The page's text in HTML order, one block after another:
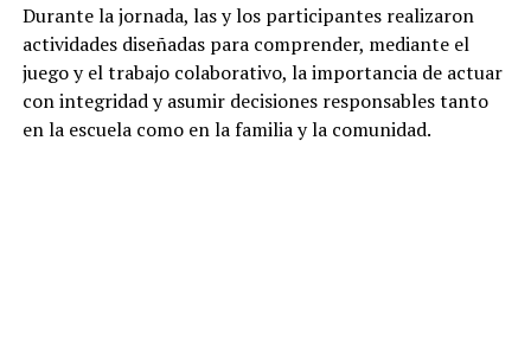
Durante la jornada, las y los participantes realizaron
actividades diseñadas para comprender, mediante el
juego y el trabajo colaborativo, la importancia de actuar
con integridad y asumir decisiones responsables tanto
en la escuela como en la familia y la comunidad.